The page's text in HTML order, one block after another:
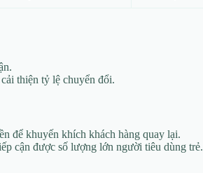
thiện tỷ lệ chuyển đổi.
để khuyến khích khách hàng quay lại.
cận được số lượng lớn người tiêu dùng trẻ.